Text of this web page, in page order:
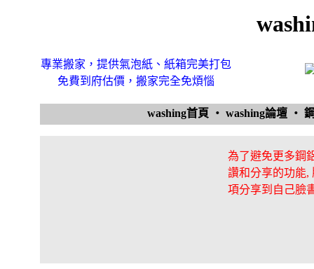
專業搬家，提供氣泡紙、紙箱完美打包
免費到府估價，搬家完全免煩惱
washing首頁 ‧ washing論壇 ‧
為了避免更多鋼
讚和分享的功能,
項分享到自己臉